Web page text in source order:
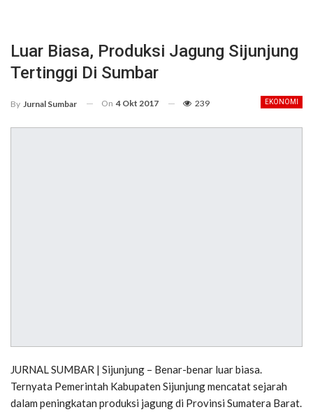
Luar Biasa, Produksi Jagung Sijunjung
Tertinggi Di Sumbar
EKONOMI
By Jurnal Sumbar On 4 Okt 2017 239
JURNAL SUMBAR | Sijunjung – Benar-benar luar biasa.
Ternyata Pemerintah Kabupaten Sijunjung mencatat sejarah
dalam peningkatan produksi jagung di Provinsi Sumatera Barat.